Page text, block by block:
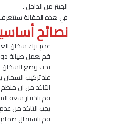
الهيتر من الداخل .
في هذه المقالة ستتعرف على أهم 8 نصائح أساسية للمحافظة على السخان
نصائح
عدم ترك سخان
قم بعمل صيانة
يجب وضع السخان
عند تركيب
التاكد من ان
قم باختيار سعة
يجب التاكد من
قم باستبدال